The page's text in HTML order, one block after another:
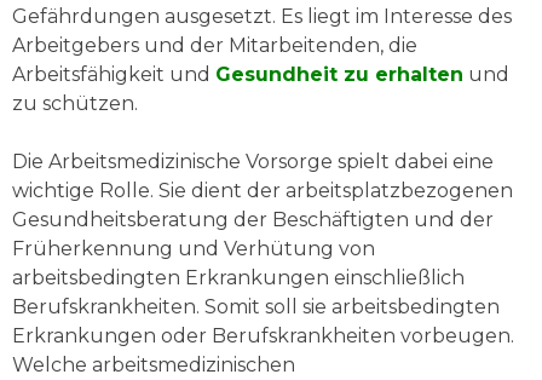
Gefährdungen ausgesetzt. Es liegt im Interesse des
Arbeitgebers und der Mitarbeitenden, die
Arbeitsfähigkeit und Gesundheit zu erhalten und
zu schützen.
Die Arbeitsmedizinische Vorsorge spielt dabei eine
wichtige Rolle. Sie dient der arbeitsplatzbezogenen
Gesundheitsberatung der Beschäftigten und der
Früherkennung und Verhütung von
arbeitsbedingten Erkrankungen einschließlich
Berufskrankheiten. Somit soll sie arbeitsbedingten
Erkrankungen oder Berufskrankheiten vorbeugen.
Welche arbeitsmedizinischen